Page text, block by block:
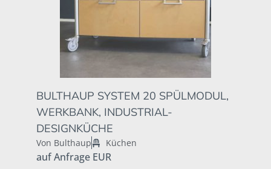
BULTHAUP SYSTEM 20 SPÜLMODUL,
WERKBANK, INDUSTRIAL-
DESIGNKÜCHE
Von Bulthaup Küchen
auf Anfrage EUR